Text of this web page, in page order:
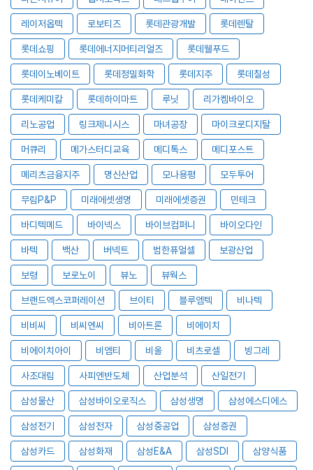
레이저옵텍 로보티즈 롯데관광개발 롯데렌탈
롯데쇼핑 롯데에너지머티리얼즈 롯데웰푸드
롯데이노베이트 롯데정밀화학 롯데지주 롯데칠성
롯데케미칼 롯데하이마트 루닛 리가켐바이오
리노공업 링크제니시스 마녀공장 마이크로디지탈
머큐리 메가스터디교육 메디톡스 메디포스트
메리츠금융지주 명신산업 모나용평 모두투어
무림P&P 미래에셋생명 미래에셋증권 민테크
바디텍메드 바이넥스 바이브컴퍼니 바이오다인
바텍 백산 버넥트 범한퓨얼셀 보광산업
보령 보로노이 뷰노 뷰웍스
브랜드엑스코퍼레이션 브이티 블루엠텍 비나텍
비비씨 비씨엔씨 비아트론 비에이치
비에이치아이 비엠티 비올 비츠로셀 빙그레
사조대림 사피엔반도체 산업분석 산일전기
삼성물산 삼성바이오로직스 삼성생명 삼성에스디에스
삼성전기 삼성전자 삼성중공업 삼성증권
삼성카드 삼성화재 삼성E&A 삼성SDI 삼양식품